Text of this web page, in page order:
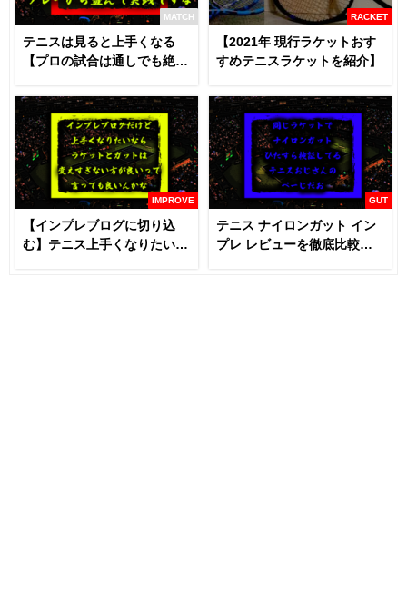
MATCH
テニスは見ると上手くなる
【プロの試合は通しでも絶対
RACKET
【2021年 現行ラケットおす
すめテニスラケットを紹介】
IMPROVE
【インプレブログに切り込
む】テニス上手くなりたいな
GUT
テニス ナイロンガット イン
プレ レビューを徹底比較